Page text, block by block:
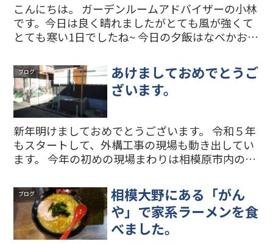
こんにちは。 ガーデンルームアドバイザーの小林
です。今日は良く晴れましたがとても風が強くて
とても寒い1日でしたね~ 今日の夕飯はなべかおで
のK様邸の樹ら楽ステージ(リクシルの人工木デッ
キ)の工事...
ブログ
あけましておめでとうご
ざいます。
新年明けましておめでとうございます。 令和５年
もスタートして、外構工事の現場も動き出してい
ます。 今年の初めの現場まわりは相模原市内の2
昨年末からのつづきのプラスGの工事が進んでい
ます。 こちら...
ブログ
相模大野にある「がん
や」で家系ラーメンを食
べました。